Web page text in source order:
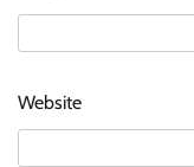
Website